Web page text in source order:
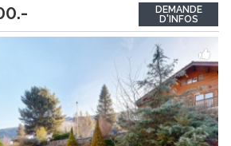
Sechs Zimmer verteilen sich
und schaffen...
DEMANDE
D'INFOS